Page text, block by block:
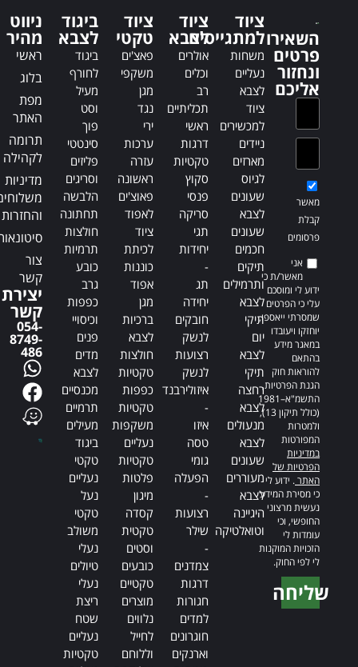
t
i
v
t
i
השאירו
פרטים
ונחזור
אליכם
מאשר
קבלת
פרסומים
אני
מאשר/ת כי
ידוע לי ומוסכם
עלי כי הפרטים
שמסרתי ייאספו,
יוחזקו ויעובדו
במאגר מידע
בהתאם
להוראות חוק
הגנת הפרטיות,
התשמ"א–1981
(כולל תיקון 13),
ולמטרות
המפורטות
במדיניות
הפרטיות של
האתר. ידוע לי
כי מסירת המידע
נעשית מרצוני
החופשי, וכי
עומדות לי
הזכויות המוקנות
לי לפי החוק.
שליחה
ציוד
למתגייסים
משחות
נעליים
לצבא
ציוד
למכשירים
ניידים
מארזים
לגיוס
שעונים
לצבא
שעונים
חכמים
תיקים
ותרמילים
לצבא
תיקי
יום
לצבא
תיקי
רחצה
לצבא
מנעולים
לצבא
שעונים
מעוררים
לצבא
היגיינה
וטואלטיקה
ציוד
לצבא
אולרים
וכלים
רב
תכליתיים
ראשי
דרגות
טקטיות
סקוץ
פנסי
סריקה
תגי
יחידות
-
תג
יחידה
חובקים
לנשק
רצועות
לנשק
איזולירבנד
-
איזו
טסה
גומי
הפעלה
-
רצועות
שילר
-
צמדנים
דרגות
חגורות
למדים
חוגרונים
וארנקים
ציוד
טקטי
פאצ'ים
משקפי
מגן
נגד
ירי
ערכות
עזרה
ראשונה
פאוצ'ים
לאפוד
ציוד
לכיתת
כוננות
אפוד
מגן
ברכיות
לצבא
חולצות
טקטיות
כפפות
טקטיות
משקפות
נעליים
טקטיות
פלטות
מיגון
קסדה
טקטית
וסטים
כובעים
טקטיים
מוצרים
נלווים
לחייל
וללוחם
ביגוד
לצבא
ביגוד
לחורף
מעיל
וסט
פוך
סינטטי
פליזים
וסריגים
הלבשה
תחתונה
חולצות
תרמיות
כובע
גרב
כפפות
וכיסויי
פנים
מדים
לצבא
מכנסיים
תרמיים
מעילים
ביגוד
טקטי
נעליים
נעל
טקטי
משולב
נעלי
טיולים
נעלי
ריצת
שטח
נעליים
טקטיות
ניווט
מהיר
ראשי
בלוג
מפת
האתר
תרומה
לקהילה
מדיניות
והחזרות
צור
קשר
יצירת
קשר
054-
8749-
486